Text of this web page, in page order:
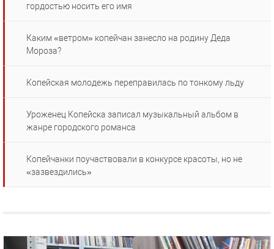
гордостью носить его имя
Каким «ветром» копейчан занесло на родину Деда
Мороза?
Копейская молодежь переправилась по тонкому льду
Уроженец Копейска записал музыкальный альбом в
жанре городского романса
Копейчанки поучаствовали в конкурсе красоты, но не
«зазвездились»